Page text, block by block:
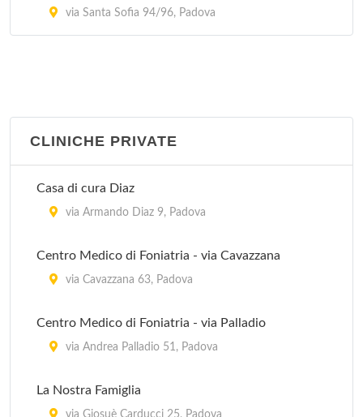
via Santa Sofia 94/96, Padova
CLINICHE PRIVATE
Casa di cura Diaz
via Armando Diaz 9, Padova
Centro Medico di Foniatria - via Cavazzana
via Cavazzana 63, Padova
Centro Medico di Foniatria - via Palladio
via Andrea Palladio 51, Padova
La Nostra Famiglia
via Giosuè Carducci 25, Padova